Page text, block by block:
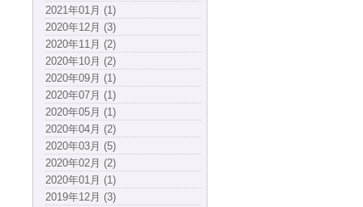
2021年01月 (1)
2020年12月 (3)
2020年11月 (2)
2020年10月 (2)
2020年09月 (1)
2020年07月 (1)
2020年05月 (1)
2020年04月 (2)
2020年03月 (5)
2020年02月 (2)
2020年01月 (1)
2019年12月 (3)